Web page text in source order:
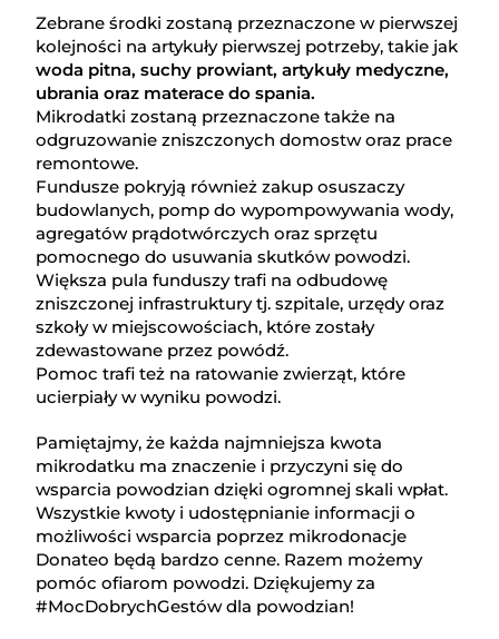
Zebrane środki zostaną przeznaczone w pierwszej
kolejności na artykuły pierwszej potrzeby, takie jak
woda pitna, suchy prowiant, artykuły medyczne,
ubrania oraz materace do spania.
Mikrodatki zostaną przeznaczone także na
odgruzowanie zniszczonych domostw oraz prace
remontowe.
Fundusze pokryją również zakup osuszaczy
budowlanych, pomp do wypompowywania wody,
agregatów prądotwórczych oraz sprzętu
pomocnego do usuwania skutków powodzi.
Większa pula funduszy trafi na odbudowę
zniszczonej infrastruktury tj. szpitale, urzędy oraz
szkoły w miejscowościach, które zostały
zdewastowane przez powódź.
Pomoc trafi też na ratowanie zwierząt, które
ucierpiały w wyniku powodzi.
Pamiętajmy, że każda najmniejsza kwota
mikrodatku ma znaczenie i przyczyni się do
wsparcia powodzian dzięki ogromnej skali wpłat.
Wszystkie kwoty i udostępnianie informacji o
możliwości wsparcia poprzez mikrodonacje
Donateo będą bardzo cenne. Razem możemy
pomóc ofiarom powodzi. Dziękujemy za
#MocDobrychGestów dla powodzian!